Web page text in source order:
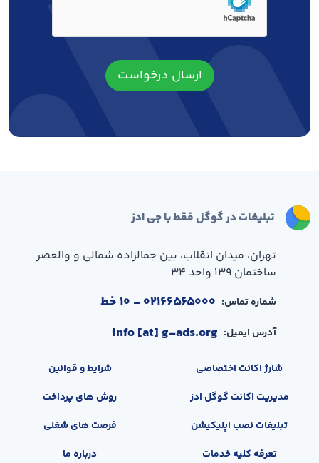
تبلیغات در گوگل فقط با جی ادز
تهران، میدان انقلاب، بین جمالزاده شمالی و والعصر
ساختمان ۱۳۹ واحد ۳۴
شماره تماس: ۰۲۱۶۶۵۶۵۰۰۰- ۱۰ خط
آدرس ایمیل: info [at] g-ads.org
شارژ اکانت اختصاصی
مدیریت اکانت گوگل ادز
تبلیغات نصب اپلیکیشن
تعرفه کلیه خدمات
شرایط و قوانین
روش های پرداخت
فرصت های شغلی
درباره ما